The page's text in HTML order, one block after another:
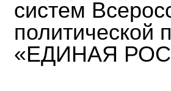
систем
политической
«ЕДИНАЯ